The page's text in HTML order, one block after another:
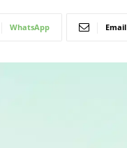
WhatsApp Email